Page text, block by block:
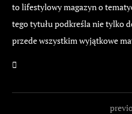
to lifestylowy magazyn o
tego tytułu podkreśla nie tylko
przede wszystkim wyjątkowe